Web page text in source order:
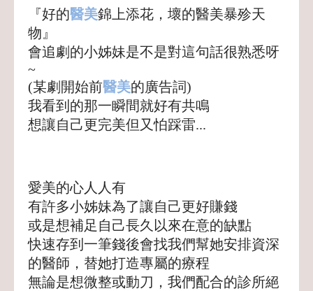
『好的醫美錦上添花，壞的醫美暴殄天
物』
會追劇的小姊妹是不是對這句話很熟悉呀
~
(某劇開始前醫美的廣告詞)
我看到的那一瞬間就好有共鳴
想讓自己更完美但又怕踩雷...
愛美的心人人有
有許多小姊妹為了讓自己更好賺錢
或是想補足自己長久以來在意的缺點
快速存到一筆錢後會找我們幫她安排資深
的醫師，替她打造專屬的療程
無論是想微整或動刀，我們配合的診所絕